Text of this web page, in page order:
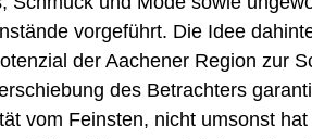
vorgeführt. Die Idee
der Aachener Region zur
des Betrachters
vom Feinsten, nicht umsonst